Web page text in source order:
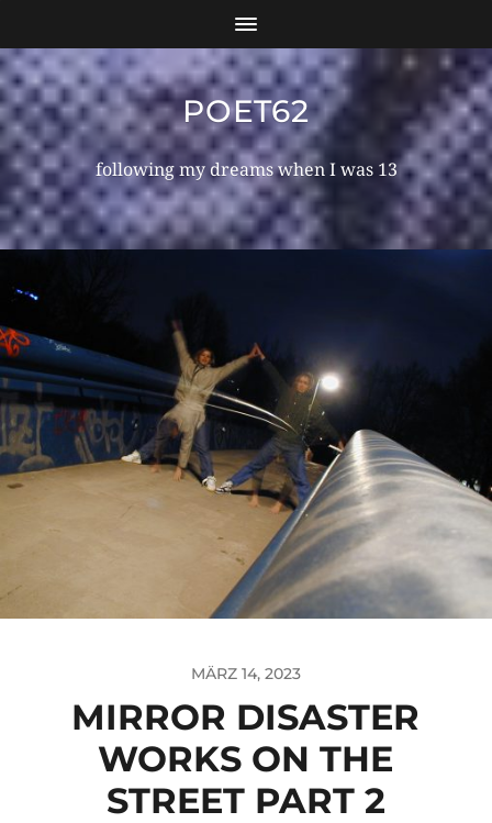
POET62
following my dreams when I was 13
MÄRZ 14, 2023
MIRROR DISASTER
WORKS ON THE
STREET PART 2